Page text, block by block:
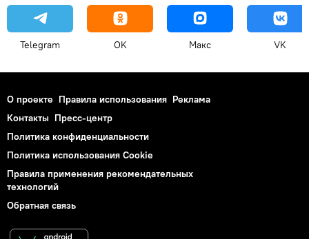
Telegram OK Макс VK
О проекте Правила использования Реклама
Контакты Пресс-центр
Политика конфиденциальности
Политика использования Cookie
Правила применения рекомендательных
технологий
Обратная связь